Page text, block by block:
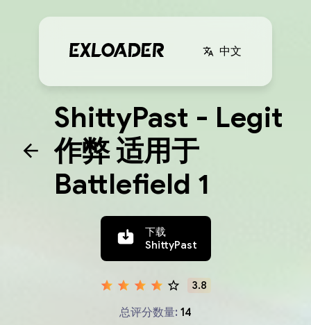
中文
ShittyPast - Legit
作弊 适用于
Battlefield 1
下载
ShittyPast
3.8
总评分数量: 14